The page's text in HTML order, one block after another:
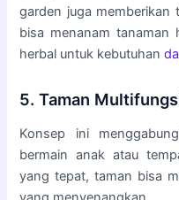
garden juga memberikan
bisa menanam tanaman
herbal untuk kebutuhan
5. Taman
Konsep ini
bermain anak atau
yang tepat, taman bisa